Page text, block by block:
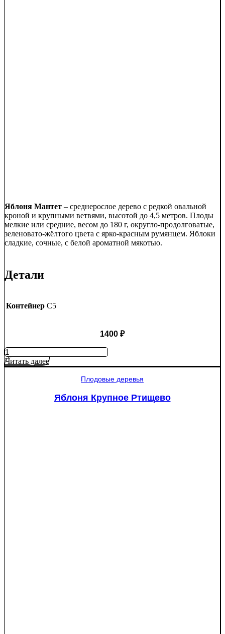
Яблоня Мантет – среднерослое дерево с редкой овальной
кроной и крупными ветвями, высотой до 4,5 метров. Плоды
мелкие или средние, весом до 180 г, округло-продолговатые,
зеленовато-жёлтого цвета с ярко-красным румянцем. Яблоки
сладкие, сочные, с белой ароматной мякотью.
Детали
Контейнер C5
1400 ₽
Количество
товара
Яблоня
Читать далее
Плодовые деревья
Яблоня Крупное Ртищево